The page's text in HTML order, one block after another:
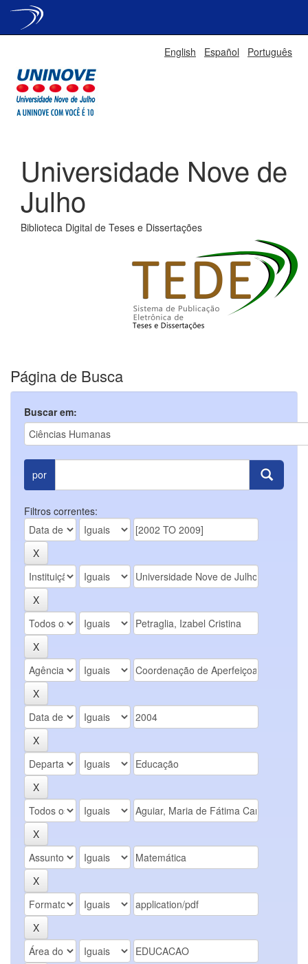
English Español Português
Universidade Nove de
Julho
Biblioteca Digital de Teses e Dissertações
Página de Busca
Buscar em:
por
Filtros correntes: